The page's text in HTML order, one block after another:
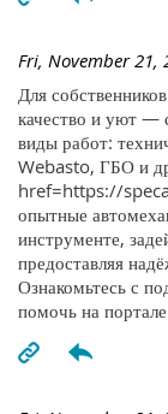
Fri, November 21,
Для
качество и уют —
виды работ:
Webasto, ГБО и
href=https://
опытные
инструменте,
предоставляя
Ознакомьтесь с
помочь на